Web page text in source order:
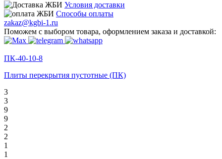
Условия доставки
Способы оплаты
zakaz@kgbi-1.ru
Поможем с выбором товара, оформлением заказа и доставкой:
ПК-40-10-8
Плиты перекрытия пустотные (ПК)
3
3
9
9
2
2
1
1